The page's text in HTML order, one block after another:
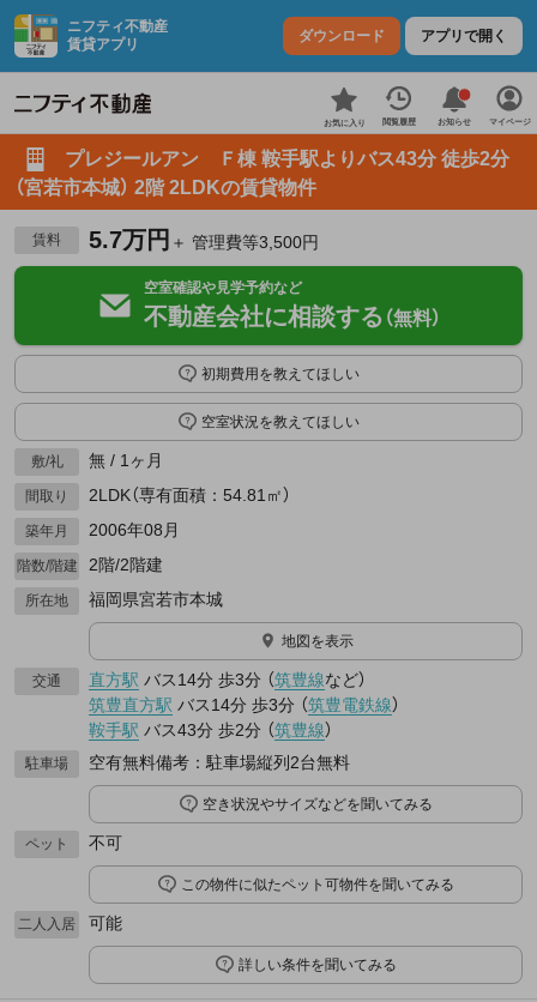
ニフティ不動産
賃貸アプリ
ダウンロード アプリで開く
お気に入り 閲覧履歴 お知らせ マイページ
プレジールアン Ｆ棟 鞍手駅よりバス43分 徒歩2分
（宮若市本城） 2階 2LDKの賃貸物件
賃料 5.7万円 ＋ 管理費等3,500円
空室確認や見学予約など
不動産会社に相談する （無料）
初期費用を教えてほしい
空室状況を教えてほしい
敷/礼 無 / 1ヶ月
間取り 2LDK（専有面積：54.81㎡）
築年月 2006年08月
階数/階建 2階/2階建
所在地 福岡県宮若市本城
地図を表示
交通 直方駅 バス14分 歩3分 （筑豊線など）
筑豊直方駅 バス14分 歩3分 （筑豊電鉄線）
鞍手駅 バス43分 歩2分 （筑豊線）
駐車場 空有無料備考：駐車場縦列2台無料
空き状況やサイズなどを聞いてみる
ペット 不可
この物件に似たペット可物件を聞いてみる
二人入居 可能
詳しい条件を聞いてみる